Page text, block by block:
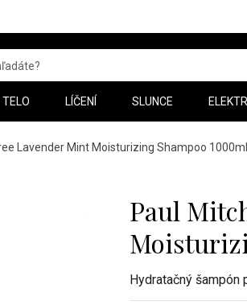
TELO LÍČENÍ SLUNCE
Lavender Mint Moisturizing Shampoo 1000ml
Paul
Hydratačný šampón